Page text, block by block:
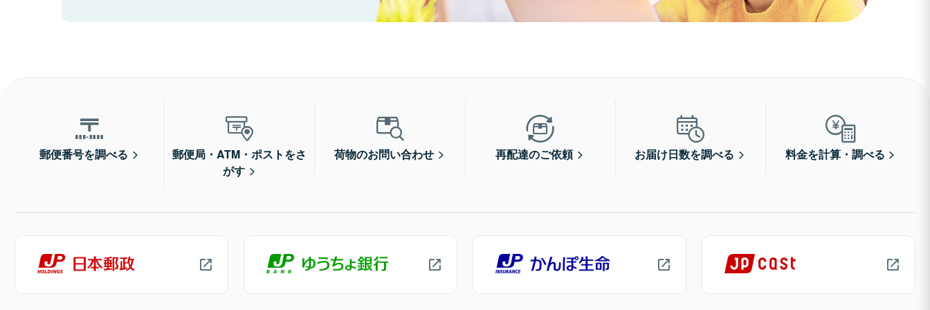
郵便番号を調べる
郵便局・ATM・ポストをさ
がす
荷物のお問い合わせ 再配達のご依頼 お届け日数を調べる 料金を計算・調べる